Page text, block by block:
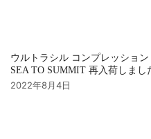
ウルトラシル コンプレッション
SEA TO SUMMIT 再入荷しまし
2022年8月4日